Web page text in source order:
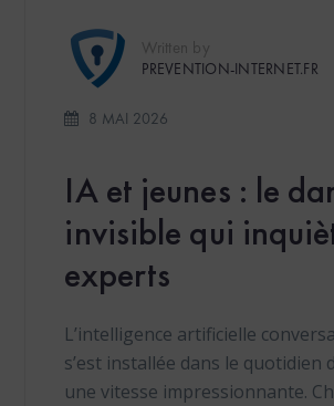
PREVENTION-INTERNET.FR
8 MAI 2026
IA et jeunes : le
invisible qui
experts
L’intelligence artificielle
s’est installée dans le quotidien
une vitesse impressionnante.